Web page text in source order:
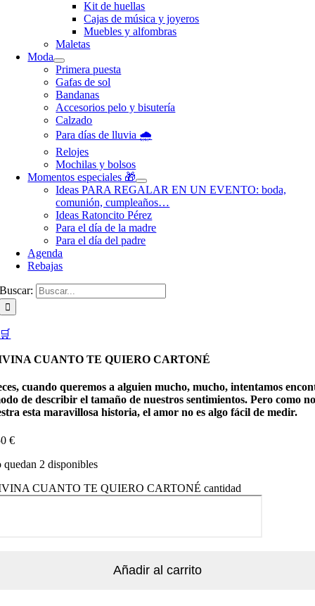
Kit de huellas
Cajas de música y joyeros
Muebles y alfombras
Maletas
Moda
Primera puesta
Gafas de sol
Bandanas
Accesorios pelo y bisutería
Calzado
Para días de lluvia 🌧️
Relojes
Mochilas y bolsos
Momentos especiales 🎁
Ideas PARA REGALAR EN UN EVENTO: boda,
comunión, cumpleaños…
Ideas Ratoncito Pérez
Para el día de la madre
Para el día del padre
Agenda
Rebajas
Buscar:
🛒
CUANTO TE QUIERO CARTONÉ
cuando queremos a alguien mucho, mucho, intentamos
de describir el tamaño de nuestros sentimientos. Pero como
esta maravillosa historia, el amor no es algo fácil de medir.
€
quedan 2 disponibles
CUANTO TE QUIERO CARTONÉ cantidad
Añadir al carrito